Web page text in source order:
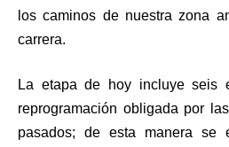
los caminos de nuestra zona
carrera.
La etapa de hoy incluye seis
reprogramación obligada por
pasados; de esta manera se